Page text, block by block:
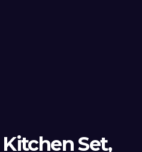
Set,